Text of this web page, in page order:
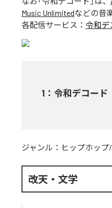
Music Unlimitedなどの音
各配信サービス： 令和デ
1 ： 令和デコード
ジャンル： ヒップホッ
改天・文学